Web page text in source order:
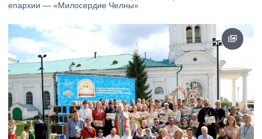
епархии — «Милосердие Челны»